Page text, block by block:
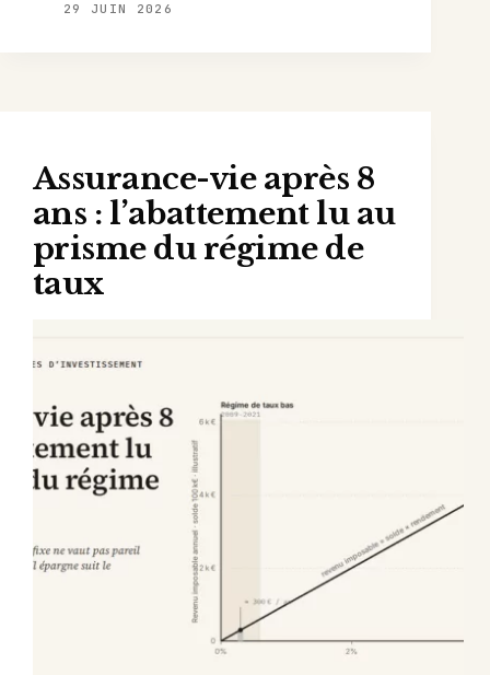
29 JUIN 2026
Assurance-vie après 8
ans : l’abattement lu au
prisme du régime de
taux